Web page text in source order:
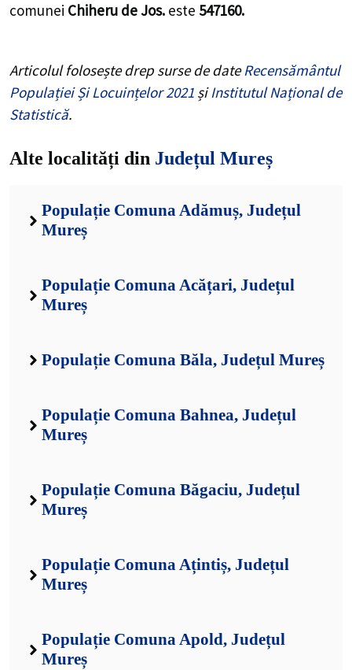
comunei Chiheru de Jos. este 547160.
Articolul folosește drep surse de dateRecensământul
Populației Și Locuințelor 2021 șiInstitutul Național de
Statistică.
Alte localități din Județul Mureș
Populație Comuna Adămuș, Județul
Mureș
Populație Comuna Acățari, Județul
Mureș
Populație Comuna Băla, Județul Mureș
Populație Comuna Bahnea, Județul
Mureș
Populație Comuna Băgaciu, Județul
Mureș
Populație Comuna Ațintiș, Județul
Mureș
Populație Comuna Apold, Județul
Mureș